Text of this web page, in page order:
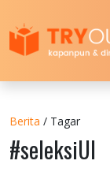
Berita / Tagar
#seleksiUI